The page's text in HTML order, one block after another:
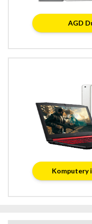
AGD
Komputery